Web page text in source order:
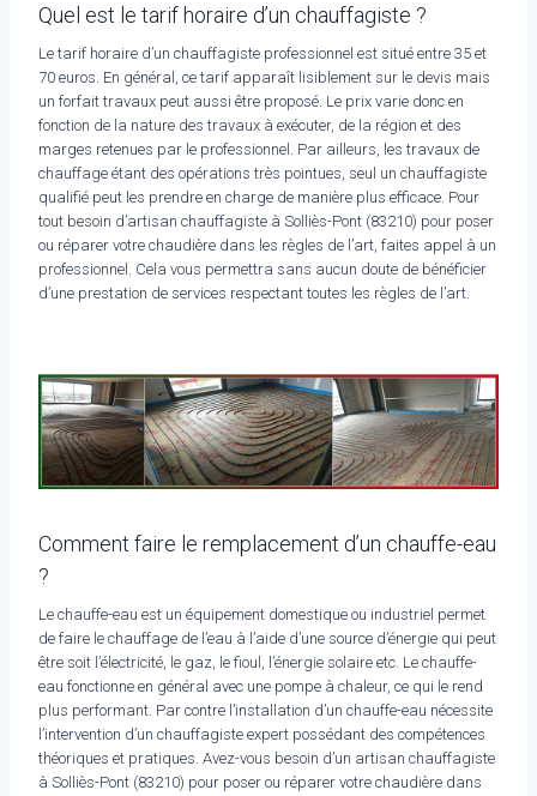
Quel est le tarif horaire d’un chauffagiste ?
Le tarif horaire d’un chauffagiste professionnel est situé entre 35 et
70 euros. En général, ce tarif apparaît lisiblement sur le devis mais
un forfait travaux peut aussi être proposé. Le prix varie donc en
fonction de la nature des travaux à exécuter, de la région et des
marges retenues par le professionnel. Par ailleurs, les travaux de
chauffage étant des opérations très pointues, seul un chauffagiste
qualifié peut les prendre en charge de manière plus efficace. Pour
tout besoin d’artisan chauffagiste à Solliès-Pont (83210) pour poser
ou réparer votre chaudière dans les règles de l’art, faites appel à un
professionnel. Cela vous permettra sans aucun doute de bénéficier
d’une prestation de services respectant toutes les règles de l’art.
Comment faire le remplacement d’un chauffe-eau
?
Le chauffe-eau est un équipement domestique ou industriel permet
de faire le chauffage de l’eau à l’aide d’une source d’énergie qui peut
être soit l’électricité, le gaz, le fioul, l’énergie solaire etc. Le chauffe-
eau fonctionne en général avec une pompe à chaleur, ce qui le rend
plus performant. Par contre l’installation d’un chauffe-eau nécessite
l’intervention d’un chauffagiste expert possédant des compétences
théoriques et pratiques. Avez-vous besoin d’un artisan chauffagiste
à Solliès-Pont (83210) pour poser ou réparer votre chaudière dans